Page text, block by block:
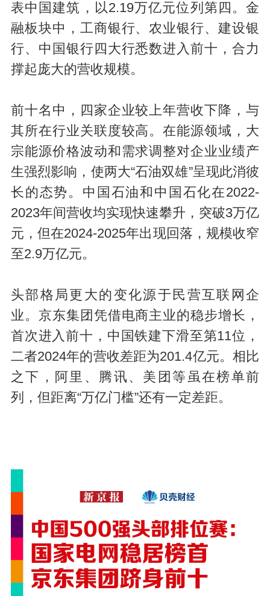
表中国建筑，以2.19万亿元位列第四。金
融板块中，工商银行、农业银行、建设银
行、中国银行四大行悉数进入前十，合力
撑起庞大的营收规模。
前十名中，四家企业较上年营收下降，与
其所在行业关联度较高。在能源领域，大
宗能源价格波动和需求调整对企业业绩产
生强烈影响，使两大“石油双雄”呈现此消彼
长的态势。中国石油和中国石化在2022-
2023年间营收均实现快速攀升，突破3万亿
元，但在2024-2025年出现回落，规模收窄
至2.9万亿元。
头部格局更大的变化源于民营互联网企
业。京东集团凭借电商主业的稳步增长，
首次进入前十，中国铁建下滑至第11位，
二者2024年的营收差距为201.4亿元。相比
之下，阿里、腾讯、美团等虽在榜单前
列，但距离“万亿门槛”还有一定差距。